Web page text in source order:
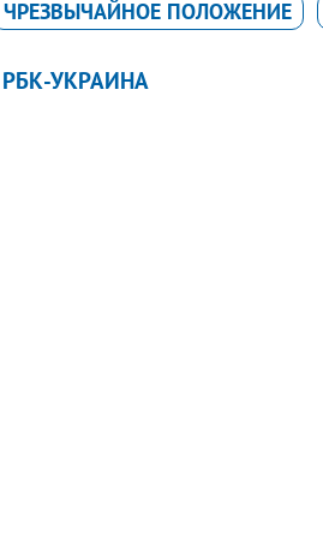
ЧРЕЗВЫЧАЙНОЕ ПОЛОЖЕНИЕ
РБК-УКРАИНА